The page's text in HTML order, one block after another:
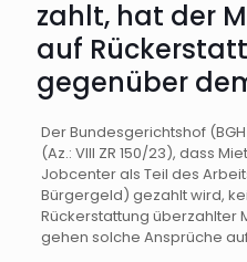
zahlt, hat der
auf
gegenüber
Der Bundesgerichtshof
(Az.: VIII ZR 150/23), dass
Jobcenter als Teil des
Bürgergeld) gezahlt wird,
Rückerstattung überzahlter
gehen solche Ansprüche